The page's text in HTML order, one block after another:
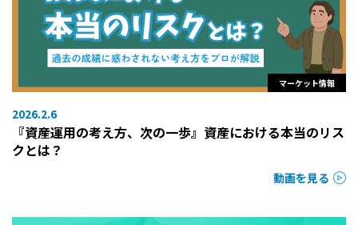
マーケット情報
2026.2.6
『資産運用の考え方、次の一歩』資産における本当のリス
クとは？
動画を見る